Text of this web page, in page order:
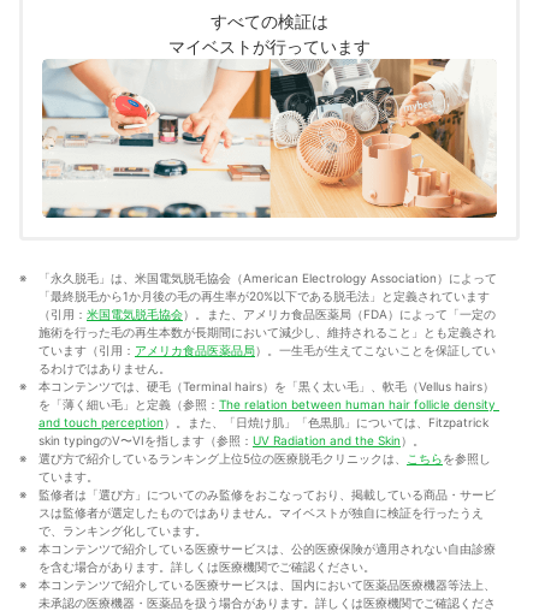
からこそ、徹底検証を通じて全ユーザーが選びやすい情
報を届ける」ことをモットーに活動している。
真田桃花のプロフィール
すべての検証は
マイベストが行っています
「永久脱毛」は、米国電気脱毛協会（American Electrology Association）によって
「最終脱毛から1か月後の毛の再生率が20%以下である脱毛法」と定義されています
（引用： 米国電気脱毛協会）。また、アメリカ食品医薬局（FDA）によって「一定の
施術を行った毛の再生本数が長期間において減少し、維持されること」とも定義され
ています（引用： アメリカ食品医薬品局）。一生毛が生えてこないことを保証してい
るわけではありません。
本コンテンツでは、硬毛（Terminal hairs）を「黒く太い毛」、軟毛（Vellus hairs）
を「薄く細い毛」と定義（参照： The relation between human hair follicle density
and touch perception）。また、「日焼け肌」「色黒肌」については、Fitzpatrick
skin typingのV〜VIを指します（参照： UV Radiation and the Skin）。
選び方で紹介しているランキング上位5位の医療脱毛クリニックは、
こちらを参照し
ています。
監修者は「選び方」についてのみ監修をおこなっており、掲載している商品・サービ
スは監修者が選定したものではありません。マイベストが独自に検証を行ったうえ
で、ランキング化しています。
本コンテンツで紹介している医療サービスは、公的医療保険が適用されない自由診療
を含む場合があります。詳しくは医療機関でご確認ください。
本コンテンツで紹介している医療サービスは、国内において医薬品医療機器等法上、
未承認の医療機器・医薬品を扱う場合があります。詳しくは医療機関でご確認くださ